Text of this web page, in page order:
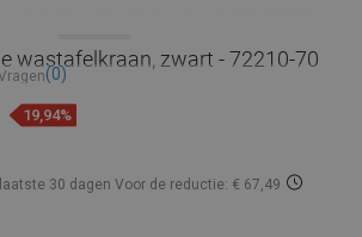
wastafelkraan, zwart - 72210-70
(0)
19,94%
30 dagen Voor de reductie: € 67,49